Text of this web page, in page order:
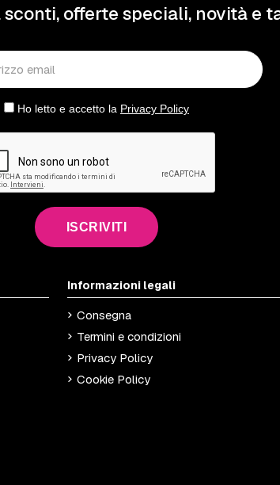
offerte speciali, novità e
Ho letto e accetto la Privacy Policy
ISCRIVITI
Informazioni legali
Consegna
Termini e condizioni
Privacy Policy
Cookie Policy